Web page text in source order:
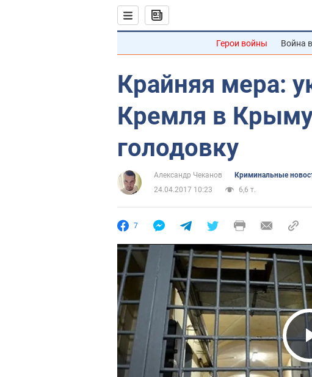
Герои войны Война
Крайняя мера:
Кремля в
голодовку
Александр Чеканов
Криминальные
24.04.2017 10:23
6,6 т.
7